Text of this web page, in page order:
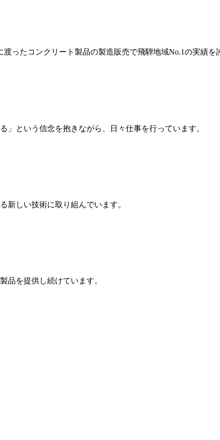
ったコンクリート製品の製造販売で飛騨地域No.1の実績を
という信念を抱きながら、日々仕事を行っています。
新しい技術に取り組んでいます。
品を提供し続けています。